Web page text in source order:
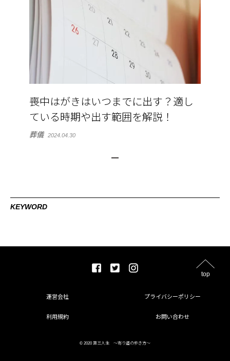
喪中はがきはいつまでに出す？適し
ている時期や出す範囲を解説！
葬儀 2024.04.30
KEYWORD
top
運営会社 プライバシーポリシー
利用規約 お問い合わせ
© 2020 第三人生 〜寄り道の歩き方〜